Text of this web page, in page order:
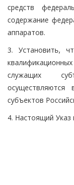
средств
содержание
аппаратов.
3. Установить,
квалификационных
служащих
осуществляются
субъектов
4. Настоящий Указ